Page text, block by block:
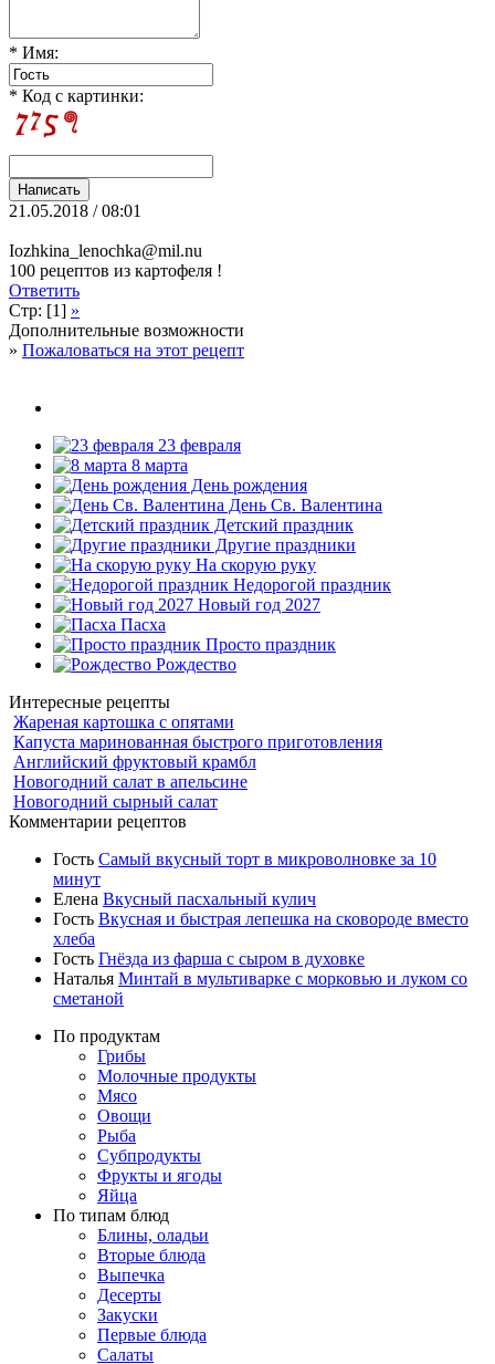
* Имя:
* Код с картинки:
21.05.2018 / 08:01
Iozhkina_lenochka@mil.nu
100 рецептов из картофеля !
Ответить
Стр: [1] »
Дополнительные возможности
» Пожаловаться на этот рецепт
23 февраля
8 марта
День рождения
День Св. Валентина
Детский праздник
Другие праздники
На скорую руку
Недорогой праздник
Новый год 2027
Пасха
Просто праздник
Рождество
Интересные рецепты
Жареная картошка с опятами
Капуста маринованная быстрого приготовления
Английский фруктовый крамбл
Новогодний салат в апельсине
Новогодний сырный салат
Комментарии рецептов
Гость Самый вкусный торт в микроволновке за 10
минут
Елена Вкусный пасхальный кулич
Гость Вкусная и быстрая лепешка на сковороде вместо
хлеба
Гость Гнёзда из фарша с сыром в духовке
Наталья Минтай в мультиварке с морковью и луком со
сметаной
По продуктам
Грибы
Молочные продукты
Мясо
Овощи
Рыба
Субпродукты
Фрукты и ягоды
Яйца
По типам блюд
Блины, оладьи
Вторые блюда
Выпечка
Десерты
Закуски
Первые блюда
Салаты